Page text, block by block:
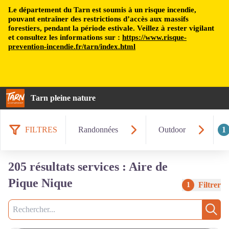
Le département du Tarn est soumis à un risque incendie,
pouvant entraîner des restrictions d’accès aux massifs
forestiers, pendant la période estivale. Veillez à rester vigilant
et consultez les informations sur : https://www.risque-
prevention-incendie.fr/tarn/index.html
Tarn pleine nature
FILTRES Randonnées Outdoor 1
205 résultats services : Aire de
Pique Nique
1 Filtrer
Recherche